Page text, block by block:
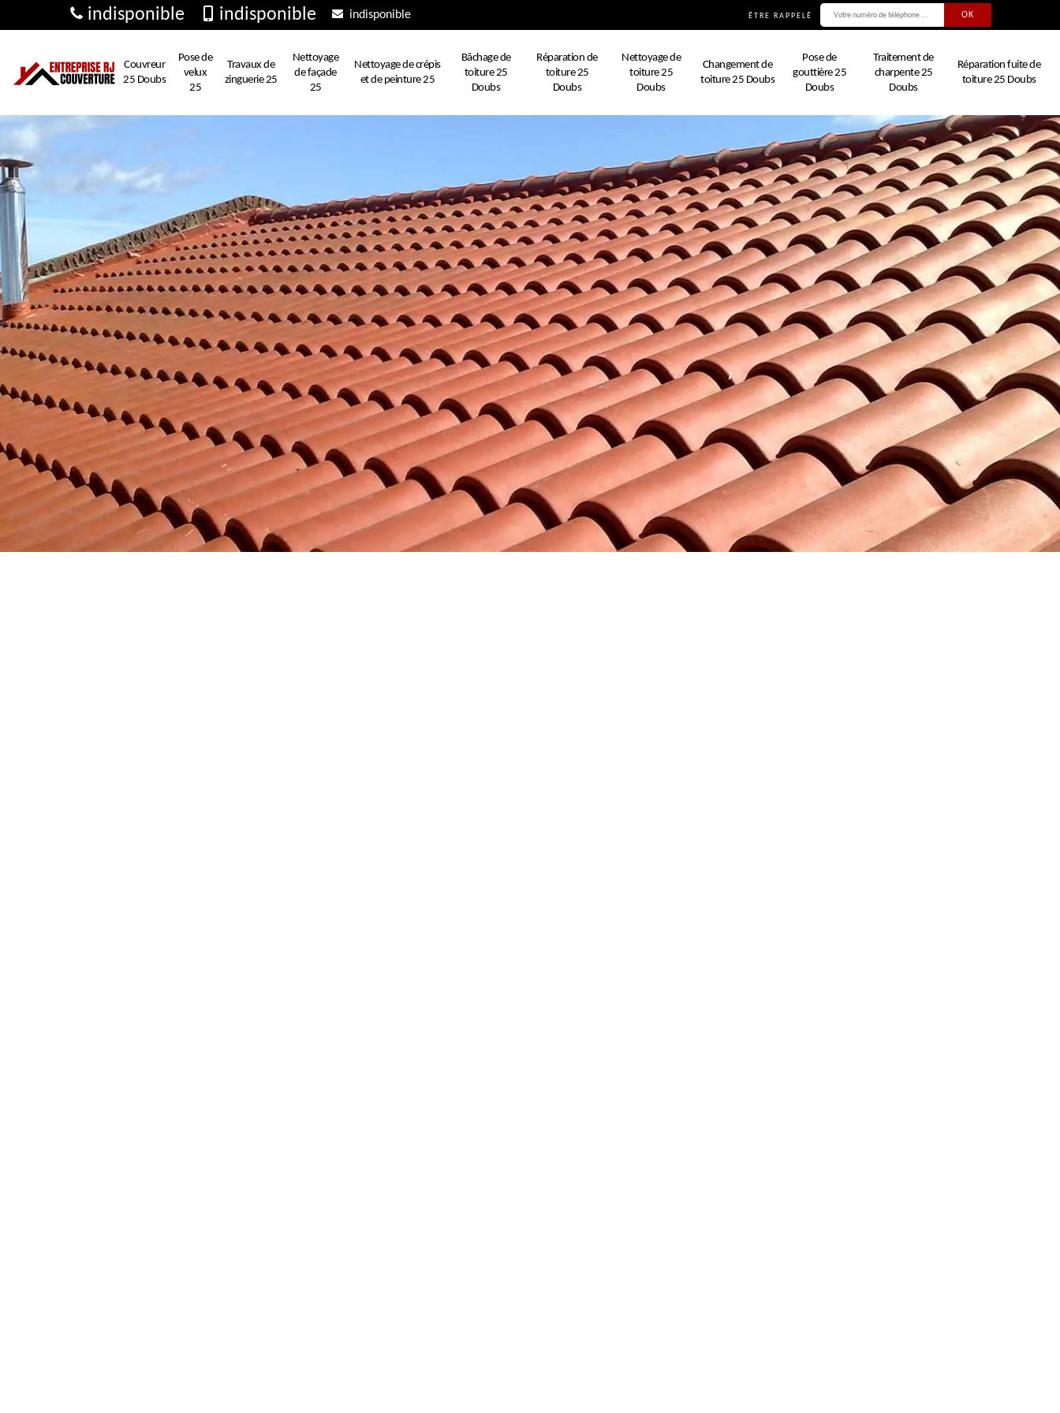
indisponible indisponible indisponible ÊTRE RAPPELÉ
Couvreur
25 Doubs
Pose de
velux
25
Travaux de
zinguerie 25
Nettoyage
de façade
25
Nettoyage de crépis
et de peinture 25
Bâchage de
toiture 25
Doubs
Réparation de
toiture 25
Doubs
Nettoyage de
toiture 25
Doubs
Changement de
toiture 25 Doubs
Pose de
gouttière 25
Doubs
Traitement de
charpente 25
Doubs
Réparation fuite de
toiture 25 Doubs